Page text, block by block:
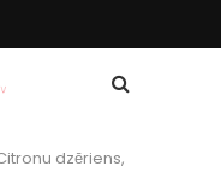
dzēriens,